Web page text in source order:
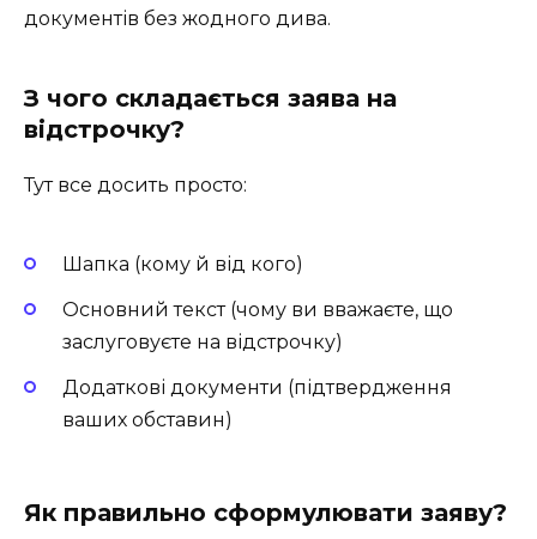
документів без жодного дива.
З чого складається заява на
відстрочку?
Тут все досить просто:
Шапка (кому й від кого)
Основний текст (чому ви вважаєте, що
заслуговуєте на відстрочку)
Додаткові документи (підтвердження
ваших обставин)
Як правильно сформулювати заяву?